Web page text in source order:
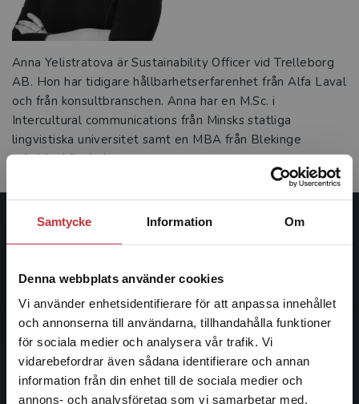
Samtycke Information Om
Denna webbplats använder cookies
Vi använder enhetsidentifierare för att anpassa innehållet
och annonserna till användarna, tillhandahålla funktioner
för sociala medier och analysera vår trafik. Vi
vidarebefordrar även sådana identifierare och annan
information från din enhet till de sociala medier och
annons- och analysföretag som vi samarbetar med.
Begränsad fraktregion
Anna Yelistratova är Sustainability Officer vid Trelleborg
AB. Hon har tidigare hållbarhets­erfarenhet från Alfa Laval
och från konsultbranschen. Anna har en M.Sc. i
Intercultural communications från Minsks statliga
lingvistiska universitet samt en MBA från Blekinge
tekniska högskola.
Studentlitteratur
ledande utbildningsförlag. Med läromedel, kurslitteratur,
facklitteratur, utbildningar och digitala
informationstjänster i utbudet, finns Studentlitteratur med
längs hela kunskapsresan.
Kontakta oss